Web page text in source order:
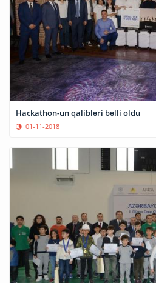
Hackathon-un qalibləri bəlli oldu
01-11-2018